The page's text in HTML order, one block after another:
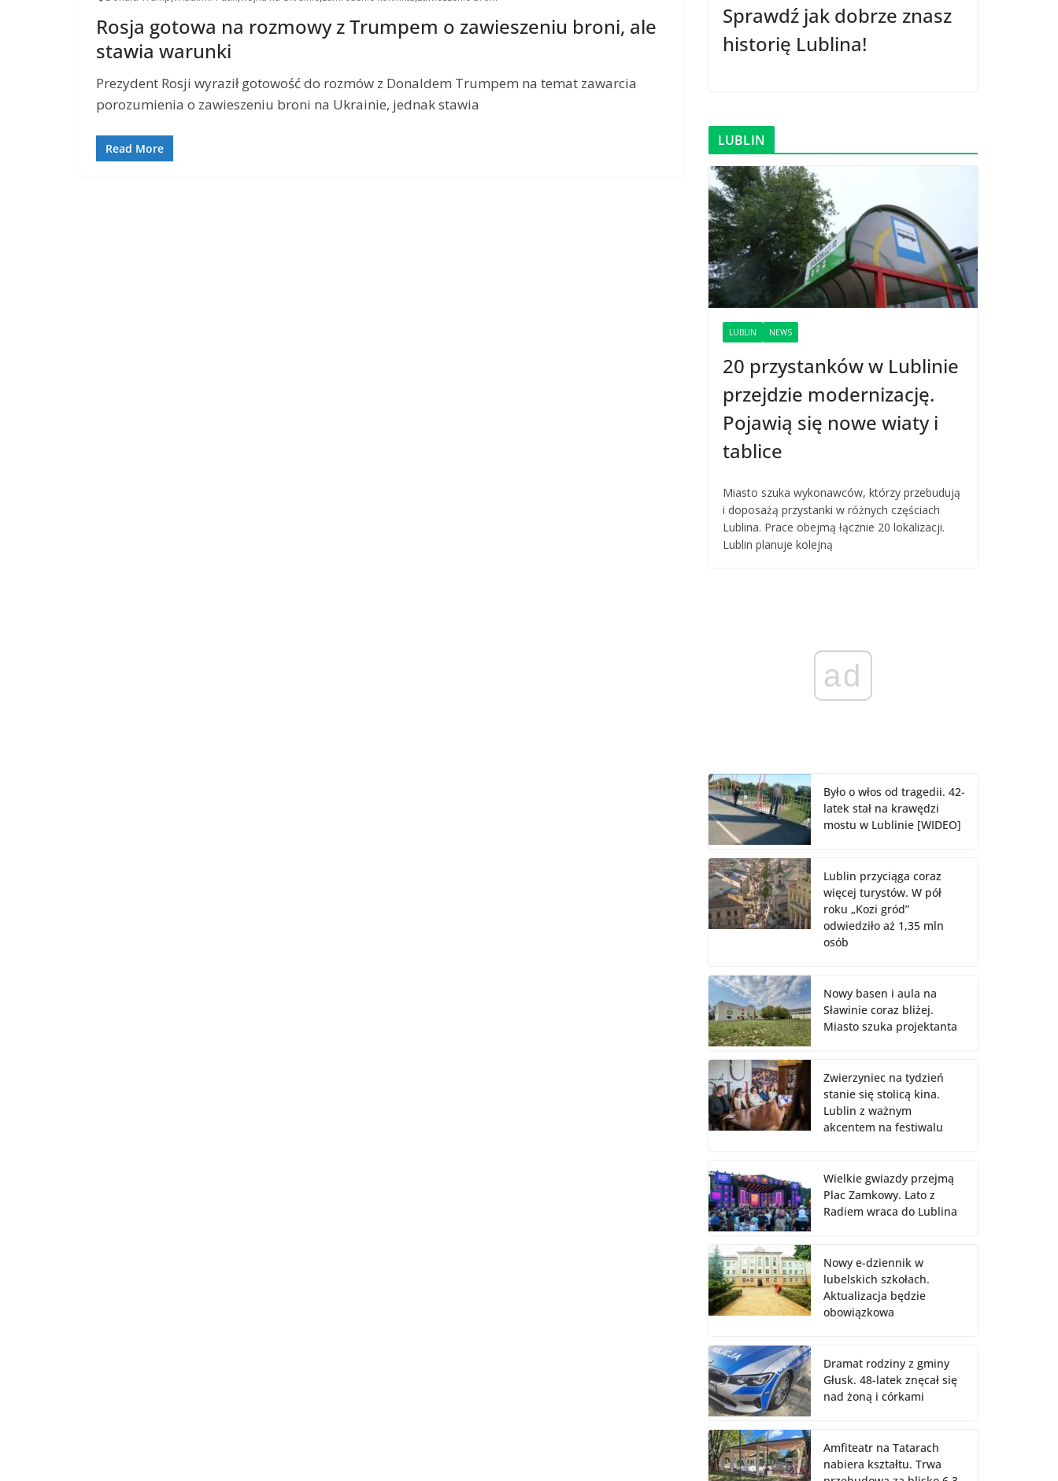
Rosja gotowa na rozmowy z Trumpem o zawieszeniu broni, ale
stawia warunki
Prezydent Rosji wyraził gotowość do rozmów z Donaldem Trumpem na temat zawarcia
porozumienia o zawieszeniu broni na Ukrainie, jednak stawia
Read More
Sprawdź jak dobrze znasz
historię Lublina!
LUBLIN
LUBLIN NEWS
20 przystanków w Lublinie
przejdzie modernizację.
Pojawią się nowe wiaty i
tablice
Miasto szuka wykonawców, którzy przebudują
i doposażą przystanki w różnych częściach
Lublina. Prace obejmą łącznie 20 lokalizacji.
Lublin planuje kolejną
ad
Było o włos od tragedii. 42-
latek stał na krawędzi
mostu w Lublinie [WIDEO]
Lublin przyciąga coraz
więcej turystów. W pół
roku „Kozi gród”
odwiedziło aż 1,35 mln
osób
Nowy basen i aula na
Sławinie coraz bliżej.
Miasto szuka projektanta
Zwierzyniec na tydzień
stanie się stolicą kina.
Lublin z ważnym
akcentem na festiwalu
Wielkie gwiazdy przejmą
Plac Zamkowy. Lato z
Radiem wraca do Lublina
Nowy e-dziennik w
lubelskich szkołach.
Aktualizacja będzie
obowiązkowa
Dramat rodziny z gminy
Głusk. 48-latek znęcał się
nad żoną i córkami
Amfiteatr na Tatarach
nabiera kształtu. Trwa